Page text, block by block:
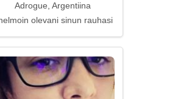
Adrogue, Argentiina
olevani sinun rauhasi